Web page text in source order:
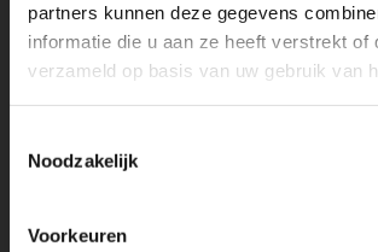
partners kunnen deze gegevens
informatie die u aan ze heeft verstrekt of
verzameld op basis van uw gebruik van
Noodzakelijk
Voorkeuren